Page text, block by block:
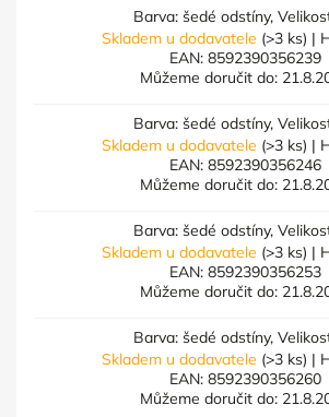
Barva: šedé odstíny,
Skladem u dodavatele (>3 ks) |
EAN: 8592390356239
Můžeme doručit do:
Barva: šedé odstíny,
Skladem u dodavatele (>3 ks) |
EAN: 8592390356246
Můžeme doručit do:
Barva: šedé odstíny,
Skladem u dodavatele (>3 ks) |
EAN: 8592390356253
Můžeme doručit do:
Barva: šedé odstíny,
Skladem u dodavatele (>3 ks) |
EAN: 8592390356260
Můžeme doručit do: